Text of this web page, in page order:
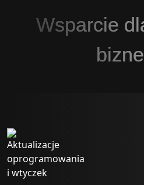
Wsparcie